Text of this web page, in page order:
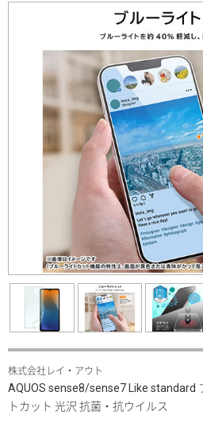
株式会社レイ・アウト
AQUOS sense8/sense7 Like standard
トカット 光沢 抗菌・抗ウイルス